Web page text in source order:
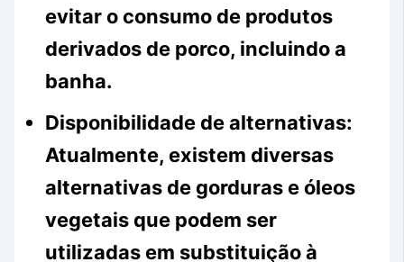
evitar o consumo de produtos
derivados de porco, incluindo a
banha.
Disponibilidade de alternativas:
Atualmente, existem diversas
alternativas de gorduras e óleos
vegetais que podem ser
utilizadas em substituição à